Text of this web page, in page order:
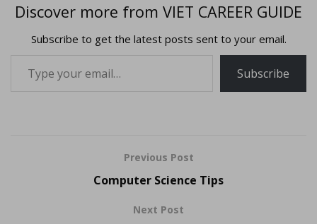
Discover more from VIET CAREER GUIDE
Subscribe to get the latest posts sent to your email.
Subscribe
Previous Post
Computer Science Tips
Next Post